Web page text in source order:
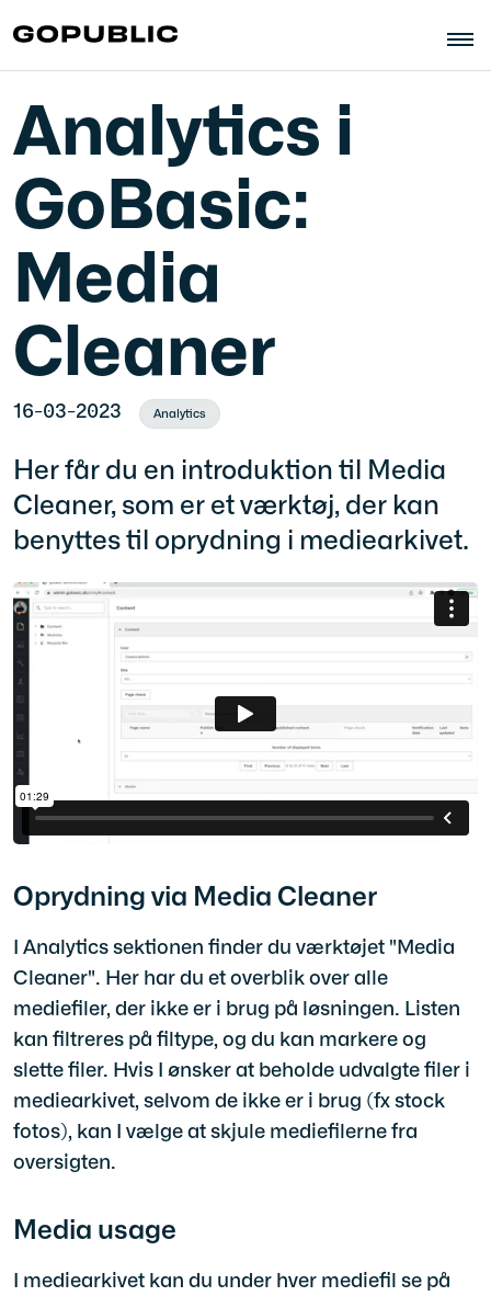
Analytics i
GoBasic:
Media
Cleaner
16-03-2023 Analytics
Her får du en introduktion til Media
Cleaner, som er et værktøj, der kan
benyttes til oprydning i mediearkivet.
Oprydning via Media Cleaner
I Analytics sektionen finder du værktøjet "Media
Cleaner". Her har du et overblik over alle
mediefiler, der ikke er i brug på løsningen. Listen
kan filtreres på filtype, og du kan markere og
slette filer. Hvis I ønsker at beholde udvalgte filer i
mediearkivet, selvom de ikke er i brug (fx stock
fotos), kan I vælge at skjule mediefilerne fra
oversigten.
Media usage
I mediearkivet kan du under hver mediefil se på